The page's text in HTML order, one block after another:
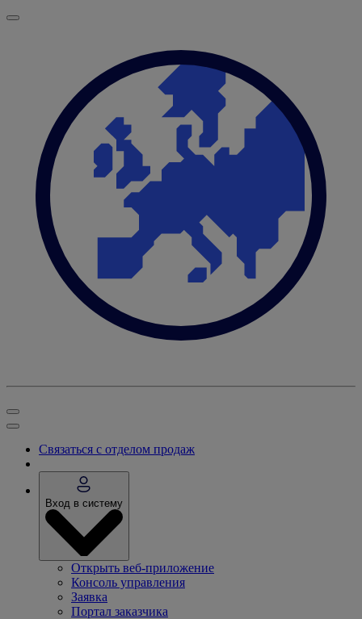
Связаться с отделом продаж
Вход в систему
Открыть веб-приложение
Консоль управления
Заявка
Портал заказчика